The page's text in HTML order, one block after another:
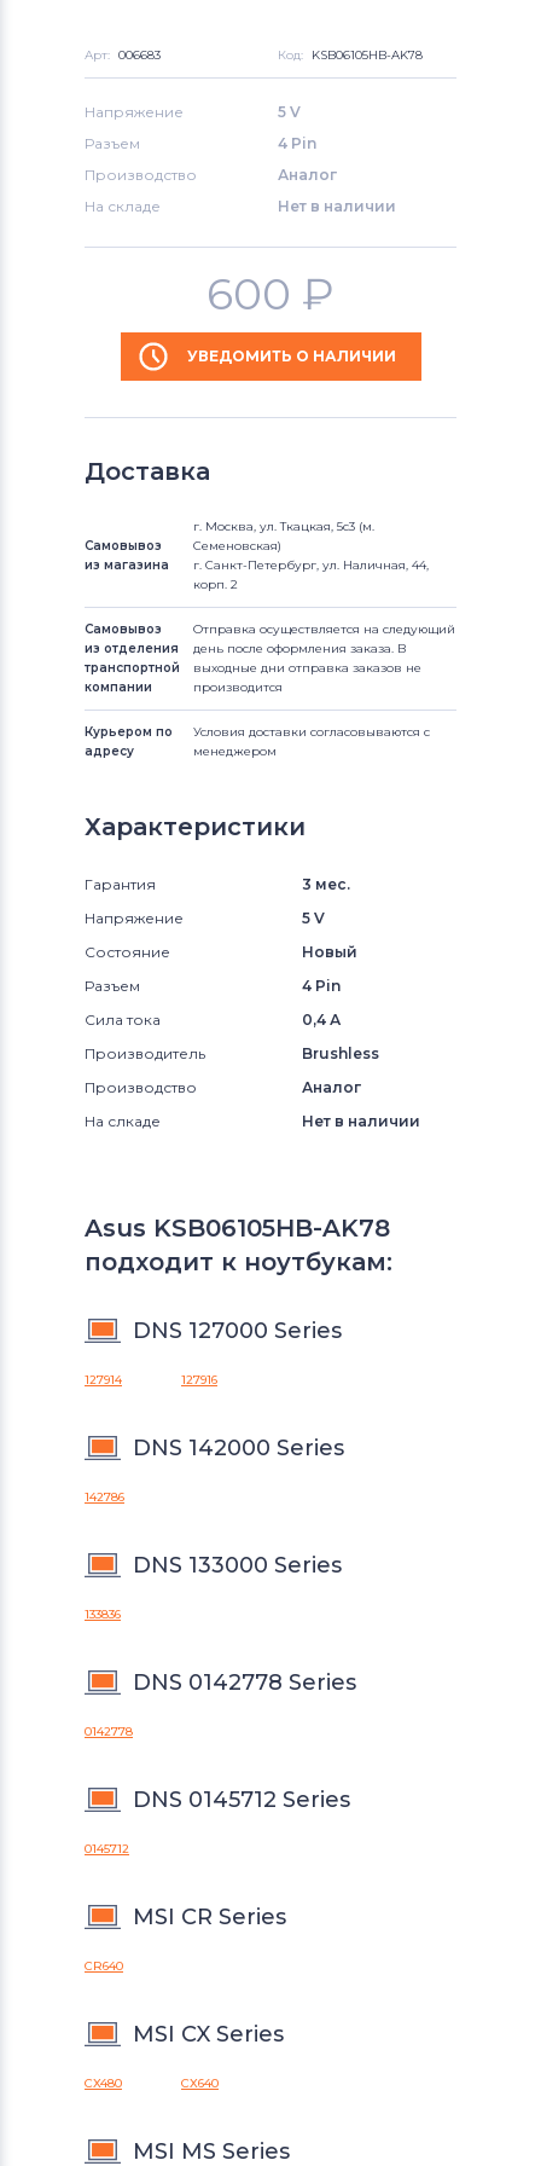
Арт: 006683 Код: KSB06105HB-AK78
Напряжение
5 V
Разъем
4 Pin
Производство
Аналог
На складе
Нет в наличии
600 ₽
УВЕДОМИТЬ О НАЛИЧИИ
Доставка
Самовывоз
из магазина
г. Москва, ул. Ткацкая, 5с3 (м.
Семеновская)
г. Санкт-Петербург, ул. Наличная, 44,
корп. 2
Самовывоз
из отделения
транспортной
компании
Отправка осуществляется на следующий
день после оформления заказа. В
выходные дни отправка заказов не
производится
Курьером по
адресу
Условия доставки согласовываются с
менеджером
Характеристики
Гарантия
3 мес.
Напряжение
5 V
Состояние
Новый
Разъем
4 Pin
Сила тока
0,4 А
Производитель
Brushless
Производство
Аналог
На слкаде
Нет в наличии
Asus KSB06105HB-AK78
подходит к ноутбукам:
DNS 127000 Series
127914 127916
DNS 142000 Series
142786
DNS 133000 Series
133836
DNS 0142778 Series
0142778
DNS 0145712 Series
0145712
MSI CR Series
CR640
MSI CX Series
CX480 CX640
MSI MS Series